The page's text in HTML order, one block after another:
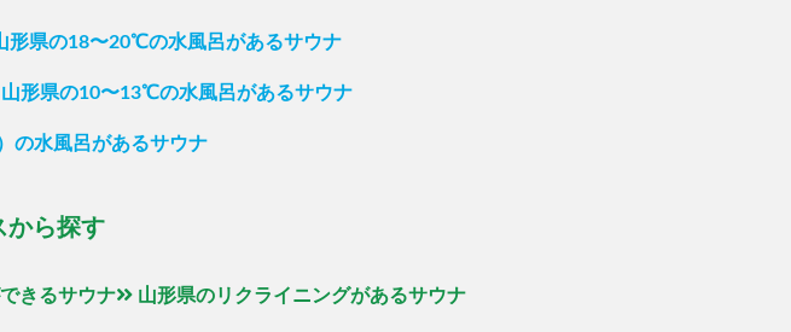
形県の18〜20℃の水風呂があるサウナ
山形県の10〜13℃の水風呂があるサウナ
の水風呂があるサウナ
から探す
きるサウナ 山形県のリクライニングがあるサウナ